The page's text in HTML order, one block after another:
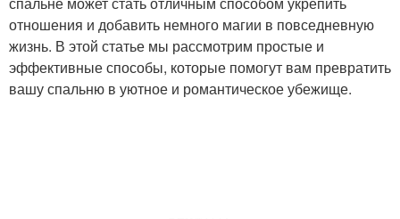
отношения и добавить немного магии в повседневную
жизнь. В этой статье мы рассмотрим простые и
эффективные способы, которые помогут вам превратить
вашу спальню в уютное и романтическое убежище.